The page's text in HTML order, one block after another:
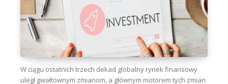
W ciągu ostatnich trzech dekad globalny rynek finansowy
uległ gwałtownym zmianom, a głównym motorem tych zmian